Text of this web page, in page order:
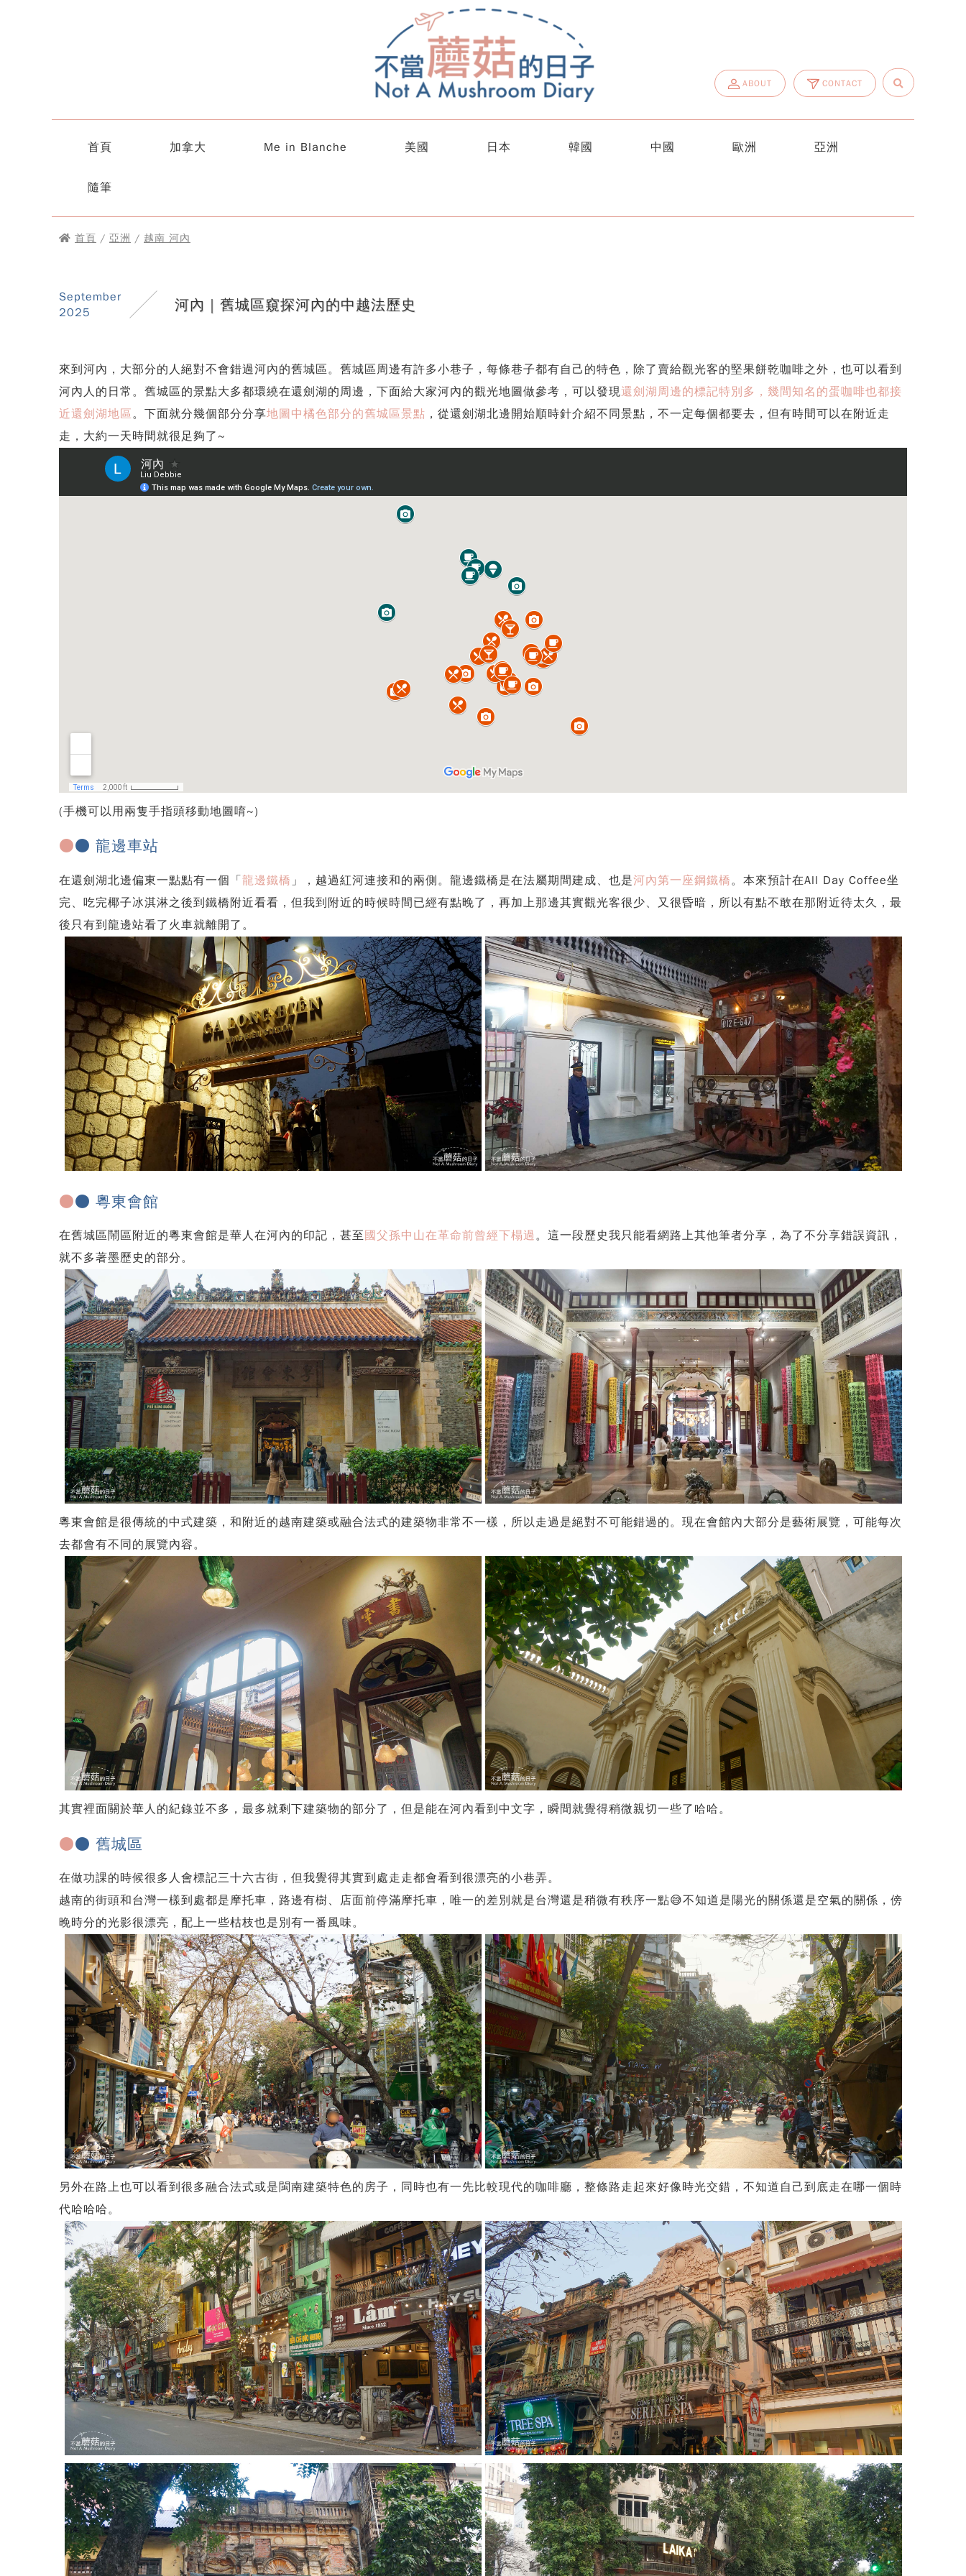
ABOUT CONTACT
首頁 加拿大 Me in Blanche 美國 日本 韓國 中國 歐洲 亞洲
隨筆
首頁 / 亞洲 / 越南 河內
September
2025
河內｜舊城區窺探河內的中越法歷史
來到河內，大部分的人絕對不會錯過河內的舊城區。舊城區周邊有許多小巷子，每條巷子都有自己的特色，除了賣給觀光客的堅果餅乾咖啡之外，也可以看到
河內人的日常。舊城區的景點大多都環繞在還劍湖的周邊，下面給大家河內的觀光地圖做參考，可以發現還劍湖周邊的標記特別多，幾間知名的蛋咖啡也都接
近還劍湖地區。下面就分幾個部分分享地圖中橘色部分的舊城區景點 ，從還劍湖北邊開始順時針介紹不同景點，不一定每個都要去，但有時間可以在附近走
走，大約一天時間就很足夠了~
(手機可以用兩隻手指頭移動地圖唷~)
●● 龍邊車站
在還劍湖北邊偏東一點點有一個「龍邊鐵橋 」，越過紅河連接和的兩側。龍邊鐵橋是在法屬期間建成、也是河內第一座鋼鐵橋。本來預計在All Day Coffee坐
完、吃完椰子冰淇淋之後到鐵橋附近看看，但我到附近的時候時間已經有點晚了，再加上那邊其實觀光客很少、又很昏暗，所以有點不敢在那附近待太久，最
後只有到龍邊站看了火車就離開了。
●● 粵東會館
在舊城區鬧區附近的粵東會館是華人在河內的印記，甚至國父孫中山在革命前曾經下榻過。這一段歷史我只能看網路上其他筆者分享，為了不分享錯誤資訊，
就不多著墨歷史的部分。
粵東會館是很傳統的中式建築，和附近的越南建築或融合法式的建築物非常不一樣，所以走過是絕對不可能錯過的。現在會館內大部分是藝術展覽，可能每次
去都會有不同的展覽內容。
其實裡面關於華人的紀錄並不多，最多就剩下建築物的部分了，但是能在河內看到中文字，瞬間就覺得稍微親切一些了哈哈。
●● 舊城區
在做功課的時候很多人會標記三十六古街，但我覺得其實到處走走都會看到很漂亮的小巷弄。
越南的街頭和台灣一樣到處都是摩托車，路邊有樹、店面前停滿摩托車，唯一的差別就是台灣還是稍微有秩序一點😅不知道是陽光的關係還是空氣的關係，傍
晚時分的光影很漂亮，配上一些枯枝也是別有一番風味。
另外在路上也可以看到很多融合法式或是閩南建築特色的房子，同時也有一先比較現代的咖啡廳，整條路走起來好像時光交錯，不知道自己到底走在哪一個時
代哈哈哈。